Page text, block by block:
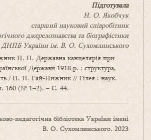
Підготувала
Н. О. Якобчук
старший науковий співробітник
джерелознавства та біографістики
ДНПБ України ім. В. О. Сухомлинського
П. П. Державна канцелярія при
Держави 1918 р. : структура,
/ П. П. Гай-Нижник // Гілея : наук.
160 (№ 1–2). – С. 44.
педагогічна бібліотека України імені
В. О. Сухомлинського, 2023